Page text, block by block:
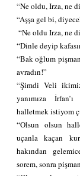
“Ne oldu, Irza, ne
“Aşşa gel bi,
“Ne oldu Irza, ne
“Dinle deyip
“Bak oğlum
avradın!”
“Şimdi Veli
yanımıza
halletmek istiyom
“Olsun olsun
uçanla kaçan
hakından
sorem, sonra